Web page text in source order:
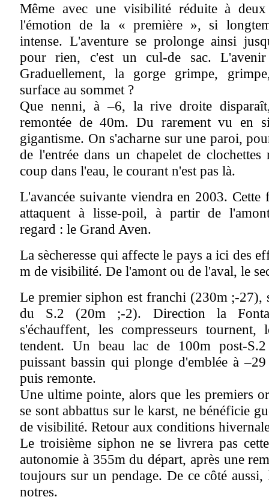
Même avec une visibilité réduite à
l'émotion de la « première », si
intense. L'aventure se prolonge ainsi
pour rien, c'est un cul-de sac.
Graduellement, la gorge grimpe,
surface au sommet ?
Que nenni, à –6, la rive droite
remontée de 40m. Du rarement vu en
gigantisme. On s'acharne sur une paroi,
de l'entrée dans un chapelet de clochettes
coup dans l'eau, le courant n'est pas là.
L'avancée suivante viendra en 2003. Cette
attaquent à lisse-poil, à partir de
regard : le Grand Aven.
La sècheresse qui affecte le pays a ici des
m de visibilité. De l'amont ou de l'aval, le
Le premier siphon est franchi (230m ;-27),
du S.2 (20m ;-2). Direction la
s'échauffent, les compresseurs tournent,
tendent. Un beau lac de 100m post-
puissant bassin qui plonge d'emblée à
puis remonte.
Une ultime pointe, alors que les premiers
se sont abbattus sur le karst, ne bénéficie
de visibilité. Retour aux conditions
Le troisième siphon ne se livrera pas
autonomie à 355m du départ, après une
toujours sur un pendage. De ce côté aussi,
notres.